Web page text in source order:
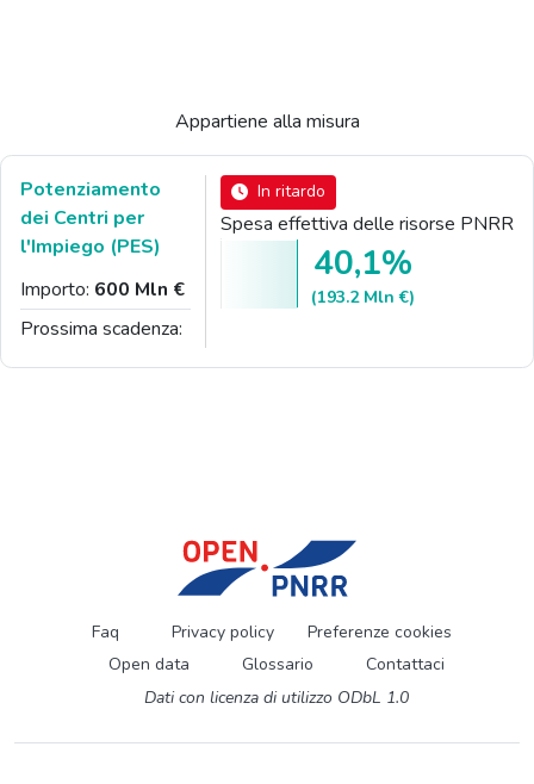
Appartiene alla misura
Potenziamento
dei Centri per
l'Impiego (PES)
Importo: 600 Mln €
Prossima scadenza:
In ritardo
Spesa effettiva delle risorse PNRR
40,1%
(193.2 Mln €)
Faq Privacy policy
Preferenze cookies
Open data
Glossario
Contattaci
Dati con licenza di utilizzo ODbL 1.0